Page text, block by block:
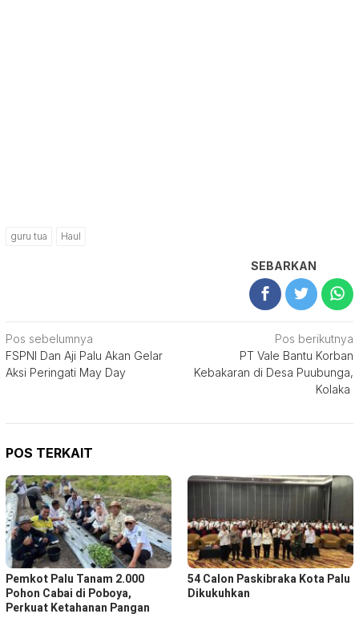
guru tua Haul
SEBARKAN
Navigasi
pos
Pos sebelumnya
FSPNI Dan Aji Palu Akan Gelar
Aksi Peringati May Day
Pos berikutnya
PT Vale Bantu Korban
Kebakaran di Desa Puubunga,
Kolaka
POS TERKAIT
Pemkot Palu Tanam 2.000
Pohon Cabai di Poboya,
Perkuat Ketahanan Pangan
54 Calon Paskibraka Kota Palu
Dikukuhkan